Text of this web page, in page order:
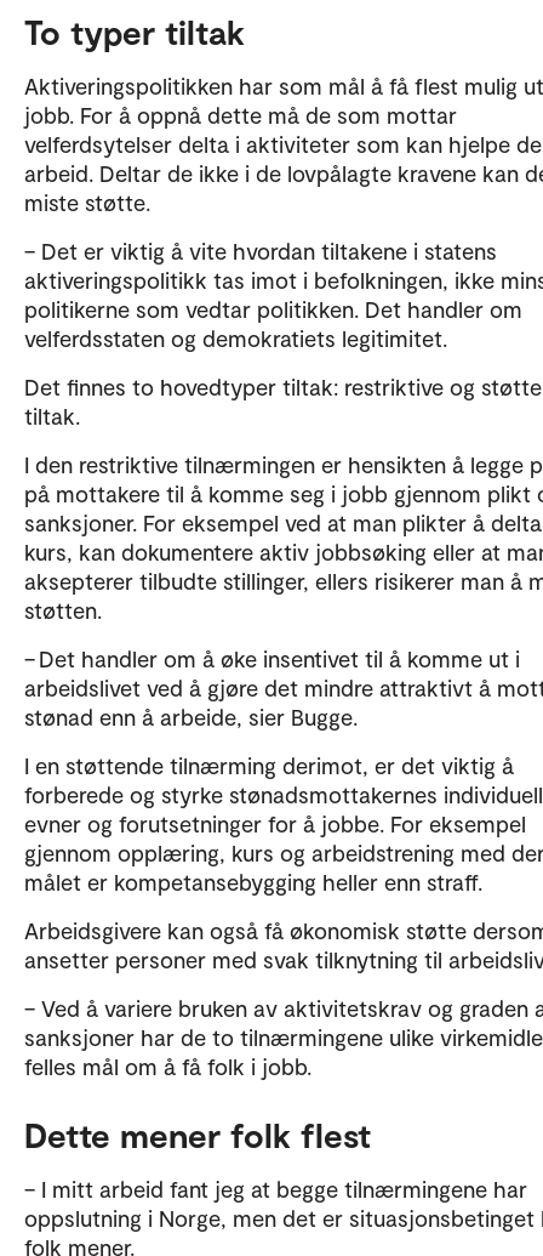
To typer tiltak
Aktiveringspolitikken har som mål å få flest mulig
jobb. For å oppnå dette må de som mottar
velferdsytelser delta i aktiviteter som kan hjelpe
arbeid. Deltar de ikke i de lovpålagte kravene kan
miste støtte.
– Det er viktig å vite hvordan tiltakene i statens
aktiveringspolitikk tas imot i befolkningen, ikke
politikerne som vedtar politikken. Det handler om
velferdsstaten og demokratiets legitimitet.
Det finnes to hovedtyper tiltak: restriktive og
tiltak.
I den restriktive tilnærmingen er hensikten å legge
på mottakere til å komme seg i jobb gjennom plikt
sanksjoner. For eksempel ved at man plikter å
kurs, kan dokumentere aktiv jobbsøking eller at
aksepterer tilbudte stillinger, ellers risikerer man å
støtten.
– Det handler om å øke insentivet til å komme ut i
arbeidslivet ved å gjøre det mindre attraktivt å
stønad enn å arbeide, sier Bugge.
I en støttende tilnærming derimot, er det viktig å
forberede og styrke stønadsmottakernes
evner og forutsetninger for å jobbe. For eksempel
gjennom opplæring, kurs og arbeidstrening med
målet er kompetansebygging heller enn straff.
Arbeidsgivere kan også få økonomisk støtte
ansetter personer med svak tilknytning til
– Ved å variere bruken av aktivitetskrav og graden
sanksjoner har de to tilnærmingene ulike
felles mål om å få folk i jobb.
Dette mener folk flest
– I mitt arbeid fant jeg at begge tilnærmingene har
oppslutning i Norge, men det er situasjonsbetinget
folk mener.